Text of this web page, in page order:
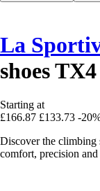
La
shoes
Starting at
£166.87 £133.73 -
Discover the
comfort, precision